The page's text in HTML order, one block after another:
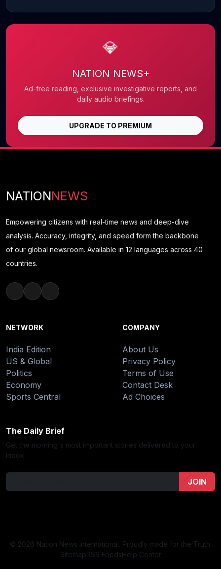
💎
NATION NEWS+
Ad-free reading, exclusive investigative reports, and
daily audio briefings.
UPGRADE TO PREMIUM
NATIONNEWS
Empowering citizens with real-time news and deep-dive
analysis. Accuracy, integrity, and speed form the backbone
of our global newsroom. Available in 12 languages across 40
countries.
NETWORK
India Edition
US & Global
Politics
Economy
Sports Central
COMPANY
About Us
Privacy Policy
Terms of Use
Contact Desk
Ad Choices
The Daily Brief
Get the morning's most important stories delivered to your
inbox.
JOIN
© 2026 Nation News International. Proudly made for the Truth.
SitemapRSS FeedsHelp Center